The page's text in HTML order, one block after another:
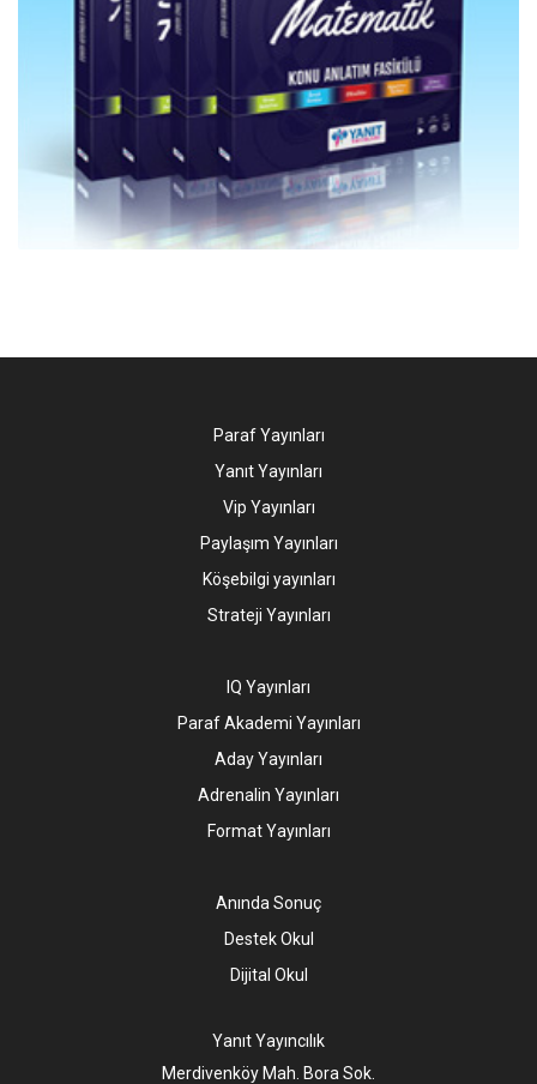
Paraf Yayınları
Yanıt Yayınları
Vip Yayınları
Paylaşım Yayınları
Köşebilgi yayınları
Strateji Yayınları
IQ Yayınları
Paraf Akademi Yayınları
Aday Yayınları
Adrenalin Yayınları
Format Yayınları
Anında Sonuç
Destek Okul
Dijital Okul
Yanıt Yayıncılık
Merdivenköy Mah. Bora Sok.